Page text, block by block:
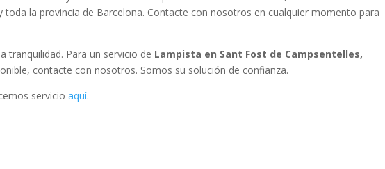
toda la provincia de Barcelona. Contacte con nosotros en cualquier momento para
tranquilidad. Para un servicio de Lampista en Sant Fost de Campsentelles,
contacte con nosotros. Somos su solución de confianza.
servicioaquí.